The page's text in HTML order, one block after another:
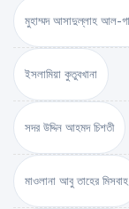
মুহাম্মদ আসাদুল্লাহ আল-
ইসলামিয়া কুতুবখানা
সদর উদ্দিন আহমদ চিশতী
মাওলানা আবু তাহের মিসবাহ